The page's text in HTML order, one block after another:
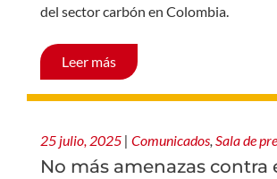
del sector carbón en Colombia.
Leer más
25 julio, 2025 | Comunicados, Sala de
No más amenazas contra